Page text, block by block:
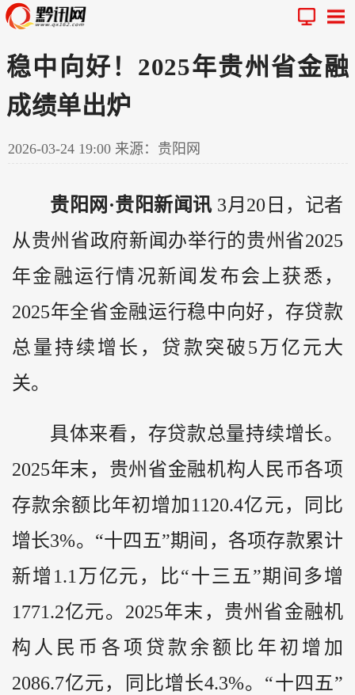
稳中向好！2025年贵州省金融
成绩单出炉
2026-03-24 19:00 来源：贵阳网
贵阳网·贵阳新闻讯 3月20日，记者
从贵州 省政府新闻办举行的贵州省2025
年金融运行情况新闻发布会上获悉，
2025年全省金融运行稳中向好，存贷款
总量持续增长，贷款突破5万亿元大
关。
具体来看，存贷款总量持续增长。
2025年末，贵州省金融机构人民币各项
存款余额比年初增加1120.4亿元，同比
增长3%。“十四五”期间，各项存款累计
新增1.1万亿元，比“十三五”期间多增
1771.2亿元。2025年末，贵州省金融机
构人民币各项贷款余额比年初增加
2086.7亿元，同比增长4.3%。“十四五”